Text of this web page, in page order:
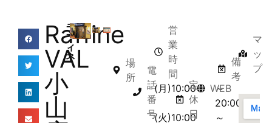
Raffine
VAL
小
山
ラ
フ
ィ
ネ
場
所
電
話
番
号
営
業
時
間
(月)10:00
～
20:00
(火)10:00
～
定
休
日
WEB
備
考
マ
ッ
プ